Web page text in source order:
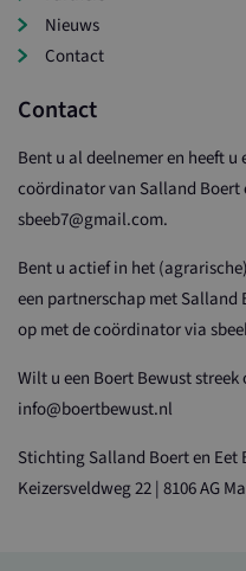
Nieuws
Contact
Contact
Bent u al deelnemer en heeft
coördinator van Salland Boert
sbeeb7@gmail.com.
Bent u actief in het
een partnerschap met Salland
op met de coördinator via
Wilt u een Boert Bewust
info@boertbewust.nl
Stichting Salland Boert en Eet
Keizersveldweg 22 | 8106 AG